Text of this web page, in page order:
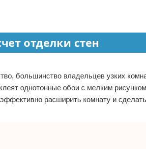
отделки стен
большинство владельцев узких
однотонные обои с мелким
расширить комнату и